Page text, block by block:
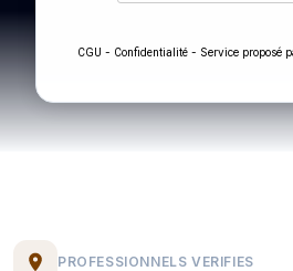
CGU - Confidentialité - Service proposé
PROFESSIONNELS VERIFIES